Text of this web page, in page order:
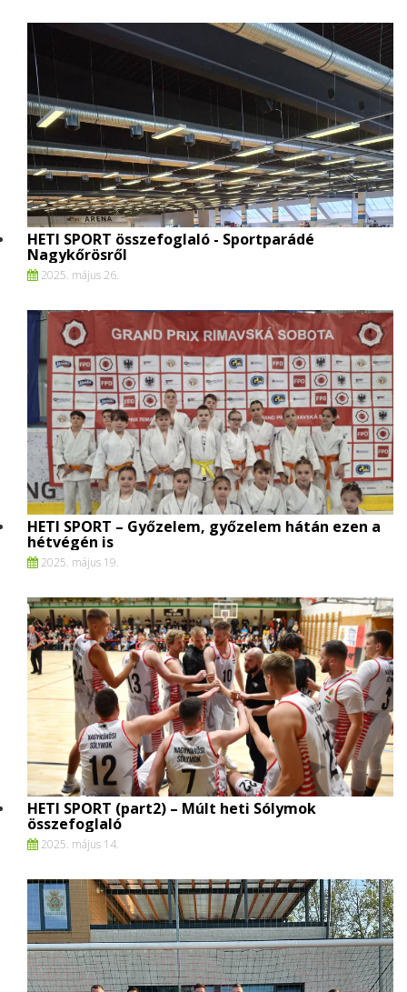
HETI SPORT összefoglaló - Sportparádé
Nagykőrösről
2025. május 26.
HETI SPORT – Győzelem, győzelem hátán ezen a
hétvégén is
2025. május 19.
HETI SPORT (part2) – Múlt heti Sólymok
összefoglaló
2025. május 14.